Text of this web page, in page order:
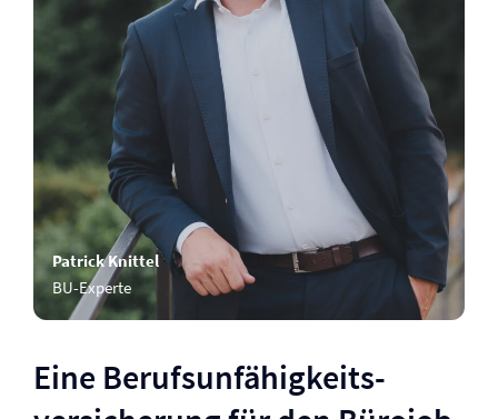
Patrick Knittel
BU-Experte
Eine Berufs­unfähigkeits­